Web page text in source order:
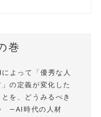
巻
よって「優秀な人
」の定義が変化した
とを、どうみるべき
—AI時代の人材